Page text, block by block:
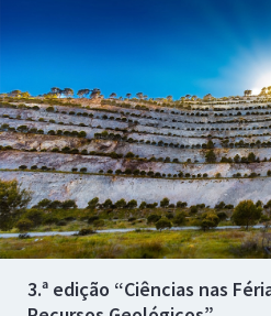
3.ª edição “Ciências nas